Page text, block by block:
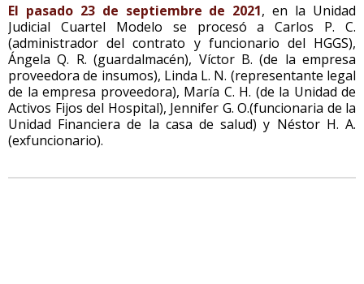
El pasado 23 de septiembre de 2021, en la Unidad
Judicial Cuartel Modelo se procesó a Carlos P. C.
(administrador del contrato y funcionario del HGGS),
Ángela Q. R. (guardalmacén), Víctor B. (de la empresa
proveedora de insumos), Linda L. N. (representante legal
de la empresa proveedora), María C. H. (de la Unidad de
Activos Fijos del Hospital), Jennifer G. O.(funcionaria de la
Unidad Financiera de la casa de salud) y Néstor H. A.
(exfuncionario).